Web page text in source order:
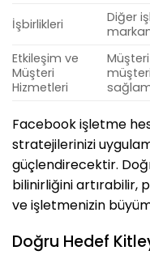
İşbirlikleri
Diğer
Etkileşim ve
Müşteri
Hizmetleri
Facebook işletme
stratejilerinizi
güçlendirecektir.
bilinirliğini artırabilir,
ve işletmenizin
Doğru Hedef